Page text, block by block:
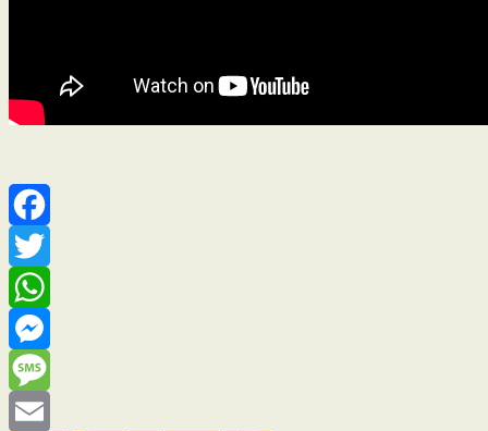
Facebook
Twitter
WhatsApp
Messenger
Message